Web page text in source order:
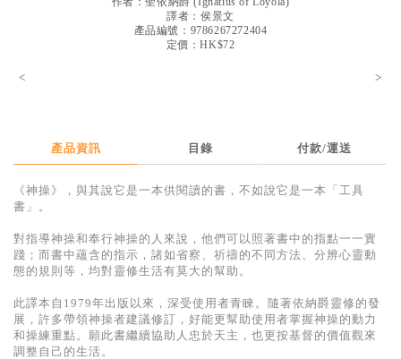
得獎作品推介
英文二手書
精選英文書
電子書
基道 Top 50
譯者： 侯景文
產品編號：9786267272404
定價：HK$72
< >
產品資訊 目錄 付款/運送
《神操》，與其說它是一本供閱讀的書，不如說它是一本「工具
書」。
對指導神操和奉行神操的人來說，他們可以照著書中的指點一一實
踐；而書中蘊含的指示，諸如省察、祈禱的不同方法、分辨心靈動
態的規則等，均對靈修生活有莫大的幫助。
此譯本自1979年出版以來，深受使用者青睞。隨著依納爵靈修的發
展，許多帶領神操者建議修訂，好能更幫助使用者掌握神操的動力
和操練重點。願此書繼續協助人忠於天主，也更按基督的價值觀來
調整自己的生活。